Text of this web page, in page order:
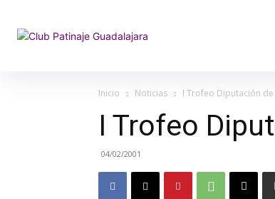
Inicio Noticias I Trofeo Diputación
I Trofeo
04/02/2001